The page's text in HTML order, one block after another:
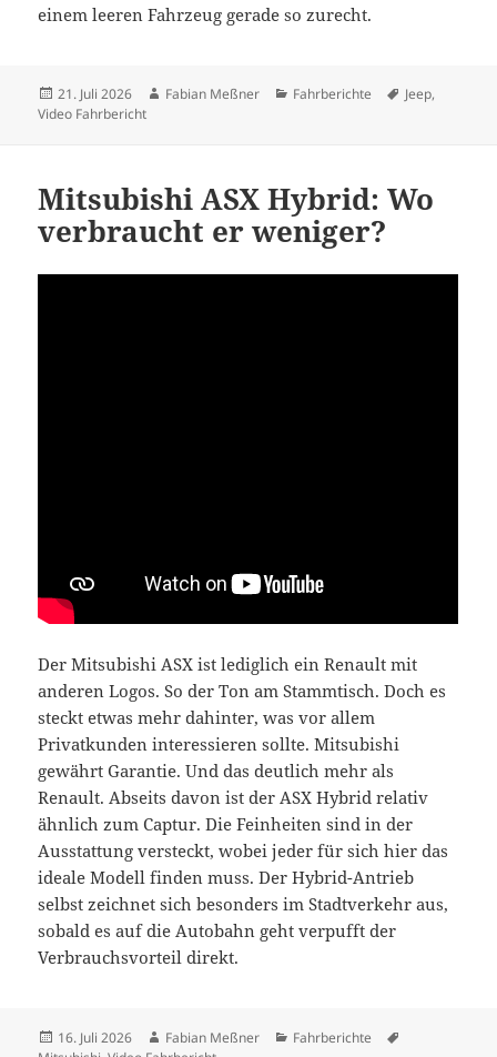
einem leeren Fahrzeug gerade so zurecht.
Veröffentlicht
am
21. Juli 2026 Autor
Fabian Meßner Kategorien
Fahrberichte Schlagwörter
Jeep,
Video Fahrbericht
Mitsubishi ASX Hybrid: Wo
verbraucht er weniger?
Der Mitsubishi ASX ist lediglich ein Renault mit
anderen Logos. So der Ton am Stammtisch. Doch es
steckt etwas mehr dahinter, was vor allem
Privatkunden interessieren sollte. Mitsubishi
gewährt Garantie. Und das deutlich mehr als
Renault. Abseits davon ist der ASX Hybrid relativ
ähnlich zum Captur. Die Feinheiten sind in der
Ausstattung versteckt, wobei jeder für sich hier das
ideale Modell finden muss. Der Hybrid-Antrieb
selbst zeichnet sich besonders im Stadtverkehr aus,
sobald es auf die Autobahn geht verpufft der
Verbrauchsvorteil direkt.
Veröffentlicht
16. Juli 2026 Autor
Fabian Meßner Kategorien
Fahrberichte